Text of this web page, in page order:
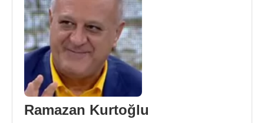
Ramazan Kurtoğlu